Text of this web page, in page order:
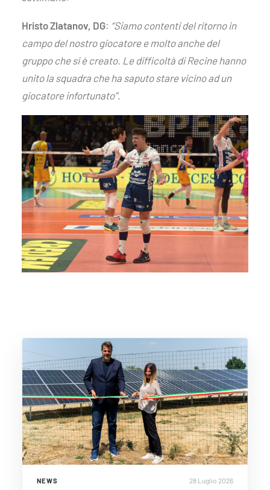
Hristo Zlatanov, DG: “Siamo contenti del ritorno in
campo del nostro giocatore e molto anche del
gruppo che si è creato. Le difficoltà di Recine hanno
unito la squadra che ha saputo stare vicino ad un
giocatore infortunato”.
NEWS 28 Luglio 2026